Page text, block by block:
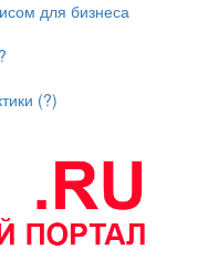
для бизнеса
(?)